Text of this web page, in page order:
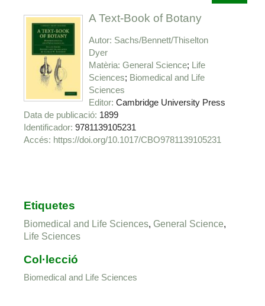
A Text-Book of Botany
Autor Sachs/Bennett/Thiselton
Dyer
Matèria General Science Life
Sciences Biomedical and Life
Sciences
Editor Cambridge University Press
Data de publicació 1899
Identificador 9781139105231
https://doi.org/10.1017/CBO9781139105231
Etiquetes
Biomedical and Life Sciences, General Science,
Life Sciences
Col·lecció
Biomedical and Life Sciences